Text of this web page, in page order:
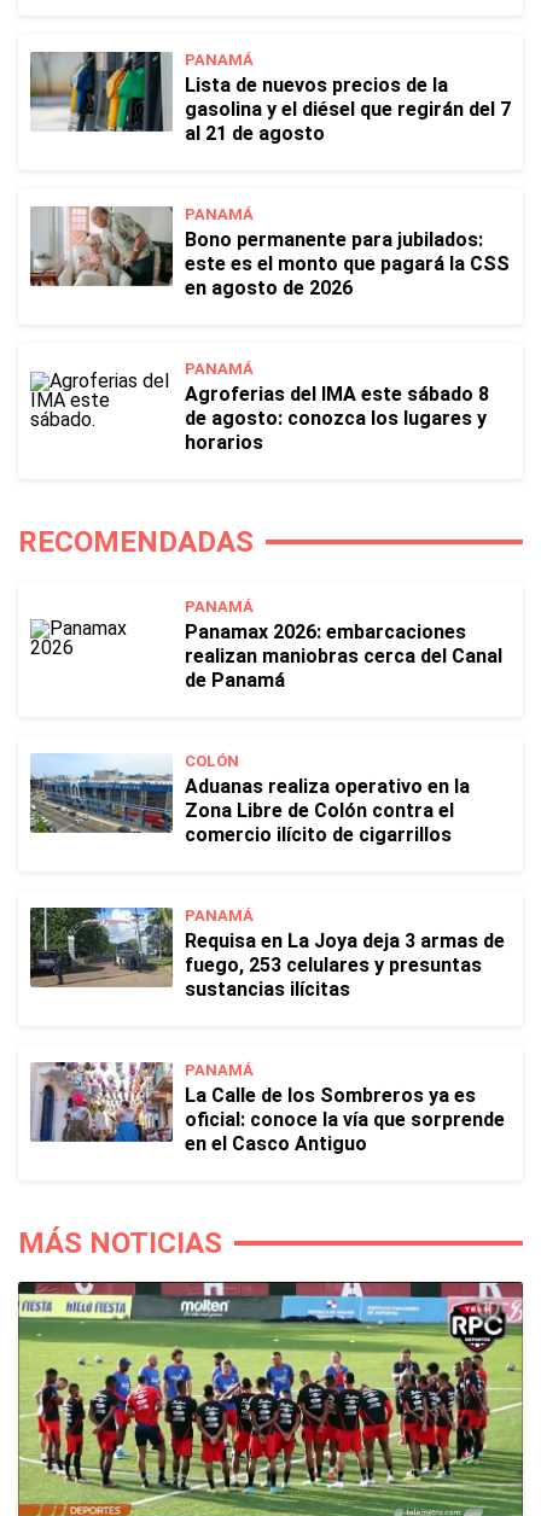
PANAMÁ
Lista de nuevos precios de la
gasolina y el diésel que regirán del 7
al 21 de agosto
PANAMÁ
Bono permanente para jubilados:
este es el monto que pagará la CSS
en agosto de 2026
PANAMÁ
Agroferias del IMA este sábado 8
de agosto: conozca los lugares y
horarios
RECOMENDADAS
PANAMÁ
Panamax 2026: embarcaciones
realizan maniobras cerca del Canal
de Panamá
COLÓN
Aduanas realiza operativo en la
Zona Libre de Colón contra el
comercio ilícito de cigarrillos
PANAMÁ
Requisa en La Joya deja 3 armas de
fuego, 253 celulares y presuntas
sustancias ilícitas
PANAMÁ
La Calle de los Sombreros ya es
oficial: conoce la vía que sorprende
en el Casco Antiguo
MÁS NOTICIAS